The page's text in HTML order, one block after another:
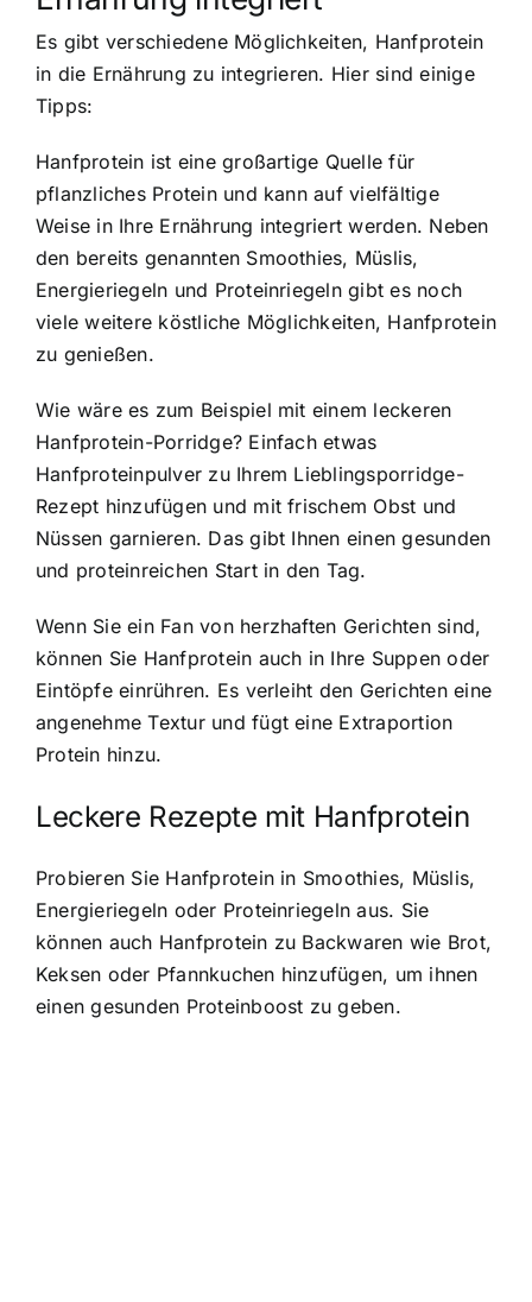
Es gibt verschiedene Möglichkeiten, Hanfprotein
in die Ernährung zu integrieren. Hier sind einige
Tipps:
Hanfprotein ist eine großartige Quelle für
pflanzliches Protein und kann auf vielfältige
Weise in Ihre Ernährung integriert werden. Neben
den bereits genannten Smoothies, Müslis,
Energieriegeln und Proteinriegeln gibt es noch
viele weitere köstliche Möglichkeiten, Hanfprotein
zu genießen.
Wie wäre es zum Beispiel mit einem leckeren
Hanfprotein-Porridge? Einfach etwas
Hanfproteinpulver zu Ihrem Lieblingsporridge-
Rezept hinzufügen und mit frischem Obst und
Nüssen garnieren. Das gibt Ihnen einen gesunden
und proteinreichen Start in den Tag.
Wenn Sie ein Fan von herzhaften Gerichten sind,
können Sie Hanfprotein auch in Ihre Suppen oder
Eintöpfe einrühren. Es verleiht den Gerichten eine
angenehme Textur und fügt eine Extraportion
Protein hinzu.
Leckere Rezepte mit Hanfprotein
Probieren Sie Hanfprotein in Smoothies, Müslis,
Energieriegeln oder Proteinriegeln aus. Sie
können auch Hanfprotein zu Backwaren wie Brot,
Keksen oder Pfannkuchen hinzufügen, um ihnen
einen gesunden Proteinboost zu geben.